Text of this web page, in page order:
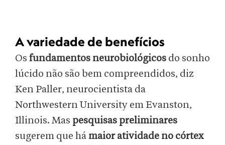
A variedade de benefícios
Os fundamentos neurobiológicos do sonho
lúcido não são bem compreendidos, diz
Ken Paller, neurocientista da
Northwestern University em Evanston,
Illinois. Mas pesquisas preliminares
sugerem que há maior atividade no córtex